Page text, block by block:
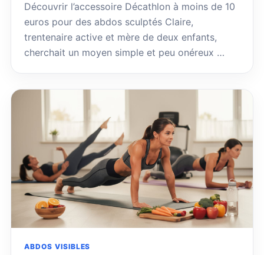
Découvrir l’accessoire Décathlon à moins de 10
euros pour des abdos sculptés Claire,
trentenaire active et mère de deux enfants,
cherchait un moyen simple et peu onéreux …
ABDOS VISIBLES